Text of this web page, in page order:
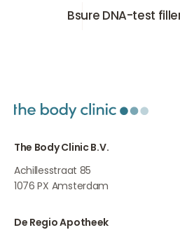
Bsure DNA-test filler allergie
Bsure DNA-test
The Body Clinic B.V.
Achillesstraat 85
1076 PX Amsterdam
De Regio Apotheek